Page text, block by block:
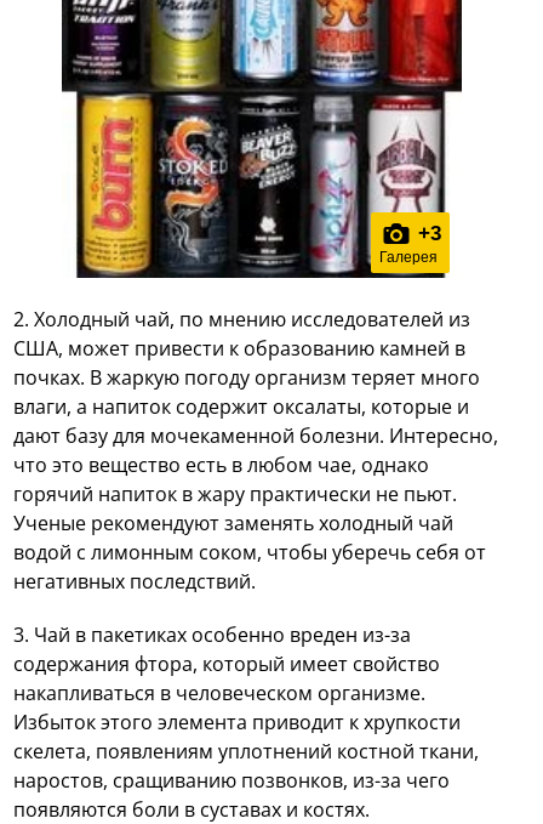
+3
Галерея
2. Холодный чай, по мнению исследователей из
США, может привести к образованию камней в
почках. В жаркую погоду организм теряет много
влаги, а напиток содержит оксалаты, которые и
дают базу для мочекаменной болезни. Интересно,
что это вещество есть в любом чае, однако
горячий напиток в жару практически не пьют.
Ученые рекомендуют заменять холодный чай
водой с лимонным соком, чтобы уберечь себя от
негативных последствий.
3. Чай в пакетиках особенно вреден из-за
содержания фтора, который имеет свойство
накапливаться в человеческом организме.
Избыток этого элемента приводит к хрупкости
скелета, появлениям уплотнений костной ткани,
наростов, сращиванию позвонков, из-за чего
появляются боли в суставах и костях.